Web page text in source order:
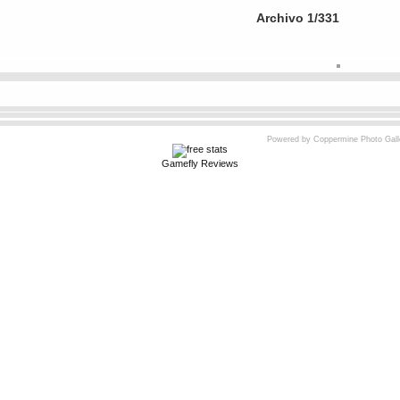
Archivo 1/331
Powered by Coppermine Photo
Gamefly Reviews